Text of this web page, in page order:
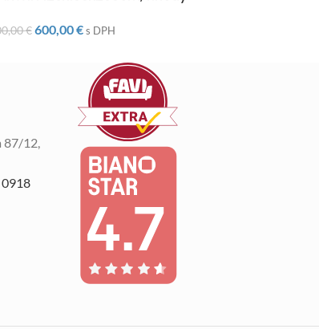
€ 600,00€ s DPH
87/12,
0918